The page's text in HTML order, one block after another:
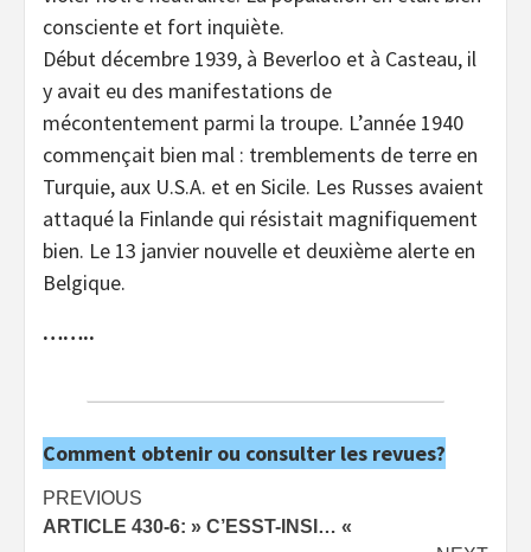
consciente et fort inquiète.
Début décembre 1939, à Beverloo et à Casteau, il
y avait eu des manifestations de
mécontentement parmi la troupe. L’année 1940
commençait bien mal : tremblements de terre en
Turquie, aux U.S.A. et en Sicile. Les Russes avaient
attaqué la Finlande qui résistait magnifiquement
bien. Le 13 janvier nouvelle et deuxième alerte en
Belgique.
……..
Comment obtenir ou consulter les revues?
Post
navigation
PREVIOUS
ARTICLE 430-6: » C’ESST-INSI… «